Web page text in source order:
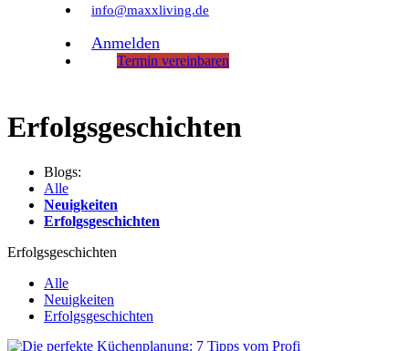
info@maxxliving.de
Anmelden
Termin vereinbaren
Erfolgsgeschichten
Blogs:
Alle
Neuigkeiten
Erfolgsgeschichten
Erfolgsgeschichten
Alle
Neuigkeiten
Erfolgsgeschichten